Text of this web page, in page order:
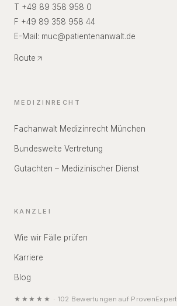
T +49 89 358 958 0
F +49 89 358 958 44
E-Mail: muc@patientenanwalt.de
Route
MEDIZINRECHT
Fachanwalt Medizinrecht München
Bundesweite Vertretung
Gutachten – Medizinischer Dienst
KANZLEI
Wie wir Fälle prüfen
Karriere
Blog
★★★★★ · 102 Bewertungen auf ProvenExpert